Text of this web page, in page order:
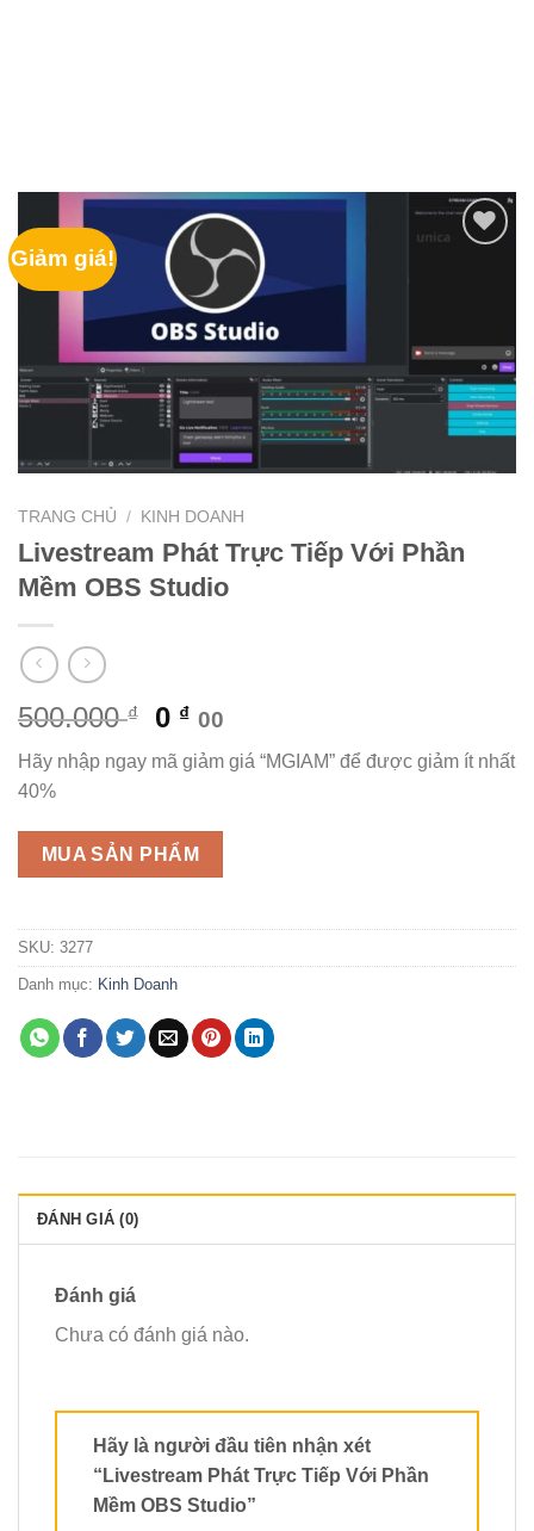
Giảm giá!
TRANG CHỦ / KINH DOANH
Livestream Phát Trực Tiếp Với Phần
Mềm OBS Studio
500.000₫
Giá
gốc
là:
0 ₫Giá
hiện
tại
0 ₫.
00
Hãy nhập ngay mã giảm giá “MGIAM” để được giảm ít nhất
40%
MUA SẢN PHẨM
SKU: 3277
Danh mục: Kinh Doanh
ĐÁNH GIÁ (0)
Đánh giá
Chưa có đánh giá nào.
Hãy là người đầu tiên nhận xét
“Livestream Phát Trực Tiếp Với Phần
Mềm OBS Studio”